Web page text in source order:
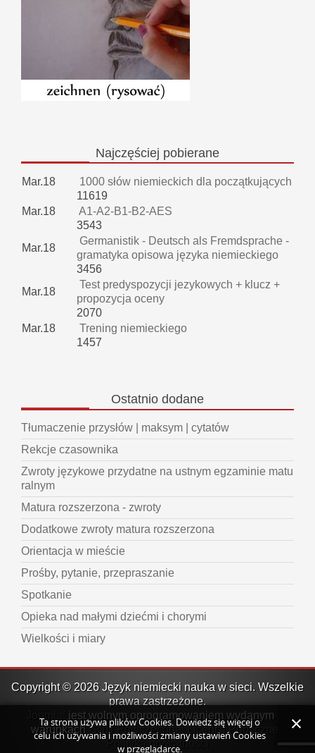
Najczęściej pobierane
Mar.18
1000 słów niemieckich dla początkujących
11619
Mar.18
A1-A2-B1-B2-AES
3543
Mar.18
Germanistik - Deutsch als Fremdsprache -
gramatyka opisowa języka niemieckiego
3456
Mar.18
Test predyspozycji jezykowych + klucz +
propozycja oceny
2070
Mar.18
Trening niemieckiego
1457
Ostatnio dodane
Tłumaczenie przysłów | maksym | cytatów
Rekcje czasownika
Zwroty językowe przydatne na ustnym egzaminie matu
ralnym
Matura rozszerzona - zwroty
Dodatkowe zwroty matura rozszerzona
Orientacja w mieście
Prośby, pytanie, przepraszanie
Spotkanie
Opieka nad małymi dziećmi i chorymi
Wielkości i miary
Copyright © 2026 Język niemiecki nauka w sieci. Wszelkie
prawa zastrzeżone.
jest wolnym oprogramowaniem wydanym na
warunkachGNU Powszechnej Licencji Publicznej.
Polityka prywatności
Ta strona używa plików Cookies. Dowiedz się więcej o
celu ich używania i możliwości zmiany ustawień Cookies
w przeglądarce.